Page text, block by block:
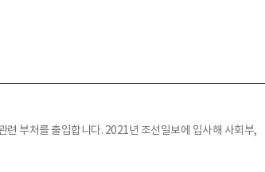
련 부처를 출입합니다. 2021년 조선일보에 입사해 사회부,